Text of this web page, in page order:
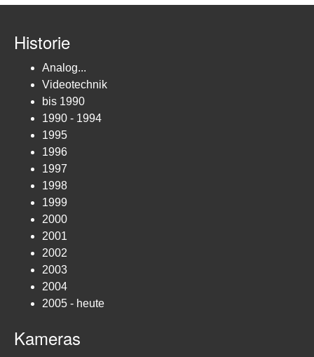
Historie
Analog...
Videotechnik
bis 1990
1990 - 1994
1995
1996
1997
1998
1999
2000
2001
2002
2003
2004
2005 - heute
Kameras